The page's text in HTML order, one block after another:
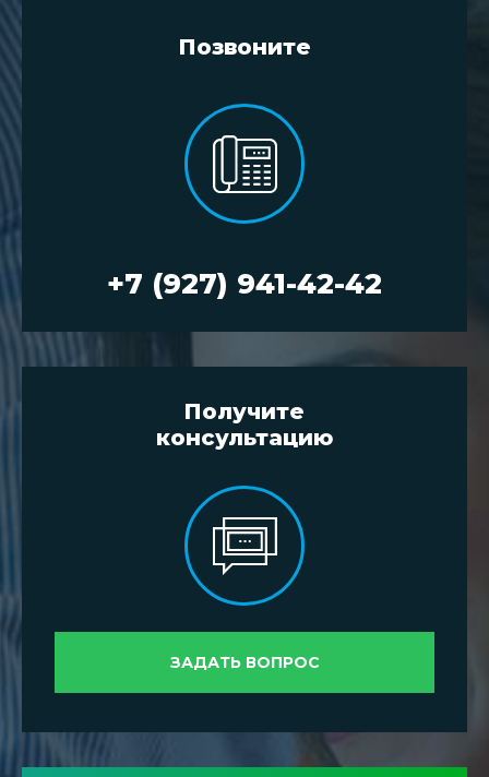
Позвоните
+7 (927) 941-42-42
Получите
консультацию
ЗАДАТЬ ВОПРОС